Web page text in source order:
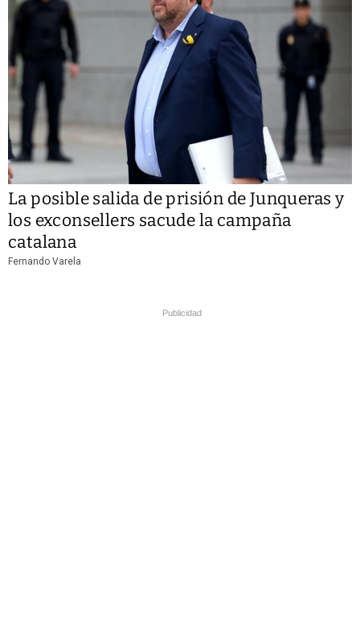
La posible salida de prisión de Junqueras y
los exconsellers sacude la campaña
catalana
Fernando Varela
Publicidad